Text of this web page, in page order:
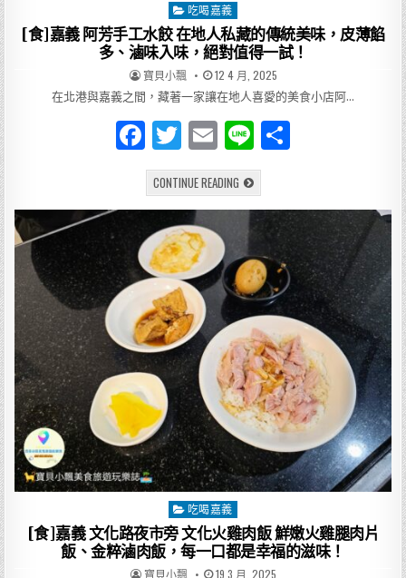
味
道
Posted
in
吃喝嘉義
[食]嘉義 阿芳手工水餃 在地人私藏的傳統美味，皮薄餡
多、滷味入味，絕對值得一試！
AUTHOR:
寶貝小飄 PUBLISHED
DATE:
12 4 月, 2025
在北港與嘉義之間，藏著一家讓在地人喜愛的美食小店阿…
F
a
c
e
b
o
o
k
T
w
it
te
r
E
m
ai
Li
n
e
CONTINUE READING[食]
嘉
工
水
餃
在
地
私
藏
的
傳
統
美
味，
皮
薄
餡
多、
滷
味
入
味，
值
得
一
試！
Posted
in
吃喝嘉義
[食]嘉義 文化路夜市旁 文化火雞肉飯 鮮嫩火雞腿肉片
飯、金粹滷肉飯，每一口都是幸福的滋味！
AUTHOR:
寶貝小飄 PUBLISHED
19 3 月, 2025